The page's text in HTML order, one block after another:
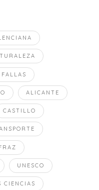
ALICANTE
CASTILLO
UNESCO
CIENCIAS